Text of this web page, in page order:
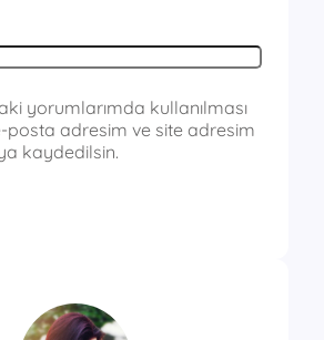
yorumlarımda kullanılması
posta adresim ve site adresim
kaydedilsin.